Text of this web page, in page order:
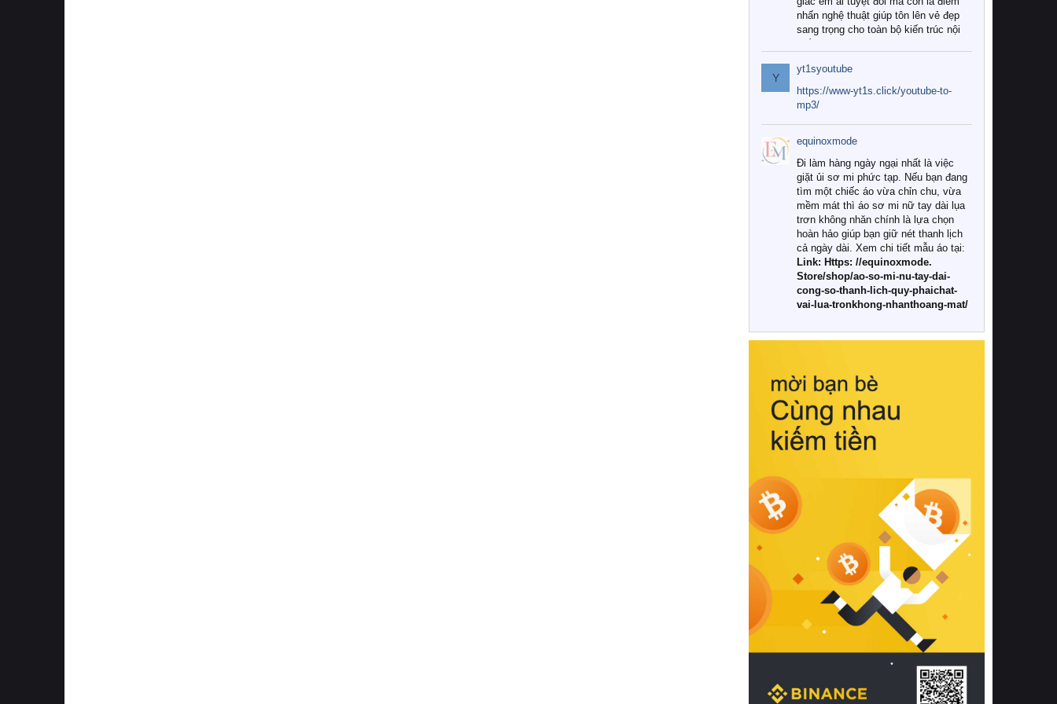
nhấn nghệ thuật giúp tôn lên vẻ đẹp
sang trọng cho toàn bộ kiến trúc nội
Tuy nhiên, giữa thị trường đa dạng
với vô vàn thương hiệu và mẫu mã
như hiện nay, làm thế nào để chọn
được những bộ chăn ga gối đệm cao
cấp thực sự chất lượng, phù hợp với
khí hậu và nhu cầu sử dụng của gia
đình? Hãy cùng chúng tôi đi tìm lời
giải đáp chi tiết qua bài viết dưới đây.
1. Tại sao các gia đình hiện đại lại ưa
chuộng chăn ga gối đệm cao cấp?
Khác với các dòng sản phẩm thông
thường, những bộ chăn ga gối đệm
cao cấp trải qua quy trình sản xuất
nghiêm ngặt từ khâu chọn lọc nguyên
liệu tự nhiên đến công nghệ dệt
nhuộm hiện đại không chứa hóa chất
này, bạn sẽ cảm nhận rõ rệt sự khác
hồi chuẩn xác của phần đệm nâng đỡ
cột sống.
Bên cạnh đó, việc lựa chọn các dòng
sản phẩm đạt chuẩn chất lượng quốc
tế còn giúp ngăn ngừa tình trạng kích
khuẩn và nấm mốc trong điều kiện
thời tiết nóng ẩm. Bạn có thể tìm hiểu
thêm các nghiên cứu khoa học về tác
động của giấc ngủ và môi trường
phòng ngủ đối với sức khỏe con
người tại Sleep Foundation (External
Link) để có cái nhìn toàn diện hơn.
2. Các tiêu chí vàng khi lựa chọn
chăn ga gối đệm cao cấp cho phòng
ngủ
Để sở hữu một bộ chăn ga gối đệm
cao cấp hoàn hảo cả về thẩm mỹ lẫn
công năng, người tiêu dùng cần cân
nhắc kỹ lưỡng các tiêu chí quan trọng
Y
yt1syoutube
https://www-yt1s.click/youtube-to-
mp3/
equinoxmode
Đi làm hàng ngày ngại nhất là việc
giặt ủi sơ mi phức tạp. Nếu bạn đang
tìm một chiếc áo vừa chỉn chu, vừa
mềm mát thì áo sơ mi nữ tay dài lụa
trơn không nhăn chính là lựa chọn
hoàn hảo giúp bạn giữ nét thanh lịch
cả ngày dài. Xem chi tiết mẫu áo tại:
Link: Https: //equinoxmode.
Store/shop/ao-so-mi-nu-tay-dai-
cong-so-thanh-lich-quy-phaichat-
vai-lua-tronkhong-nhanthoang-mat/